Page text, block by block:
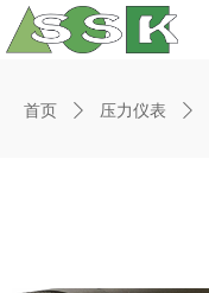
首页 ꄲ 压力仪表 ꄲ